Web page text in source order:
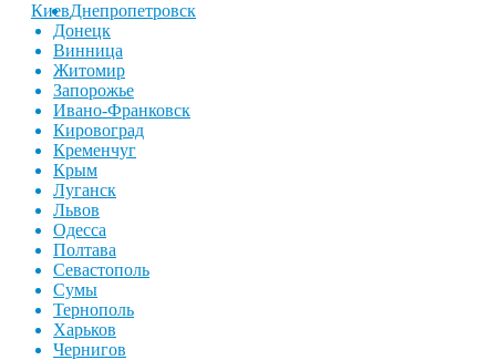
КиевДнепропетровск
Донецк
Винница
Житомир
Запорожье
Ивано-Франковск
Кировоград
Кременчуг
Крым
Луганск
Львов
Одесса
Полтава
Севастополь
Сумы
Тернополь
Харьков
Чернигов